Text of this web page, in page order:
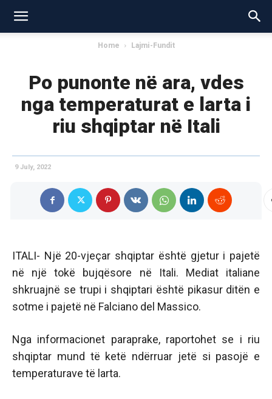
Home Lajmi-Fundit
Po punonte në ara, vdes
nga temperaturat e larta i
riu shqiptar në Itali
9 July, 2022
ITALI- Një 20-vjeçar shqiptar është gjetur i pajetë
në një tokë bujqësore në Itali. Mediat italiane
shkruajnë se trupi i shqiptari është pikasur ditën e
sotme i pajetë në Falciano del Massico.
Nga informacionet paraprake, raportohet se i riu
shqiptar mund të ketë ndërruar jetë si pasojë e
temperaturave të larta.